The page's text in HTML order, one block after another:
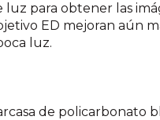
luz para obtener las
ED mejoran aún
luz.
de policarbonato